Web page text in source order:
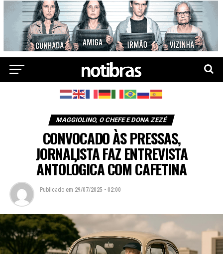
MAGGIOLINO, O CHEFE E DONA ZEZÉ
CONVOCADO ÀS PRESSAS,
JORNALISTA FAZ ENTREVISTA
ANTOLÓGICA COM CAFETINA
Publicado em 29/07/2025 - 02:00